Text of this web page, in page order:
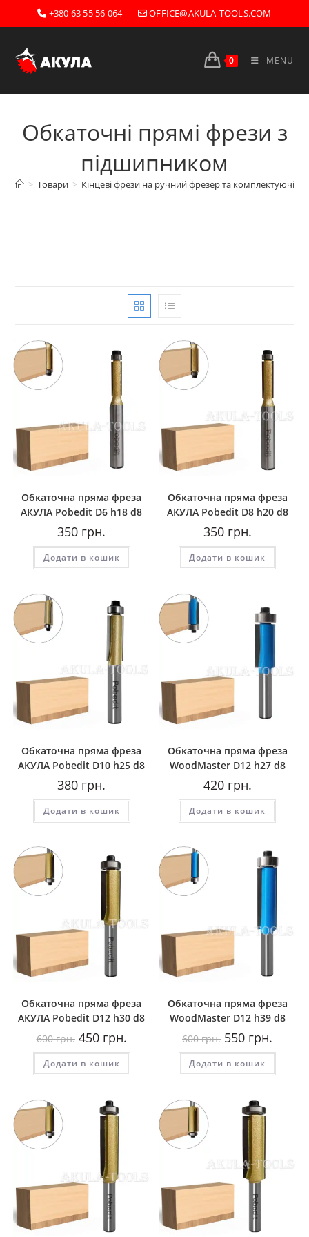
to
+380 63 55 56 064 OFFICE@AKULA-TOOLS.COM
0 MENU
Обкаточні прямі фрези з
підшипником
> Товари > Кінцеві фрези на ручний фрезер та комплектуючі
Обкаточна пряма фреза
AКУЛА Pobedit D6 h18 d8
350 грн.
Додати в кошик
Обкаточна пряма фреза
AКУЛА Pobedit D8 h20 d8
350грн.
Додати в кошик
Обкаточна пряма фреза
AКУЛА Pobedit D10 h25 d8
380 грн.
Додати в кошик
Обкаточна пряма фреза
WoodMaster D12 h27 d8
420грн.
Додати в кошик
Обкаточна пряма фреза
AКУЛА Pobedit D12 h30 d8
600грн. Оригінальна
ціна:
600
грн..
450грн.ціна:
450
Додати в кошик
Обкаточна пряма фреза
WoodMaster D12 h39 d8
600грн. Оригінальна
ціна:
600
грн..
550 грн.
550
Додати в кошик